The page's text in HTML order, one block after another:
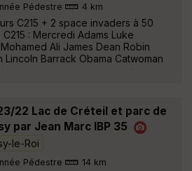
Pédestre 4 km
C215 + 2 space invaders à 50
C215 : Mercredi Adams Luke
Ali James Dean Robin
Lincoln Barrack Obama Catwoman
22 Lac de Créteil et parc de
par Jean Marc IBP 35
le-Roi
Pédestre 14 km